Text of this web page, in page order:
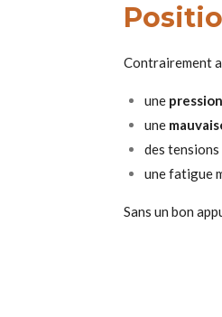
Contrairement
une
une
des tensions
une fatigue
Sans un bon